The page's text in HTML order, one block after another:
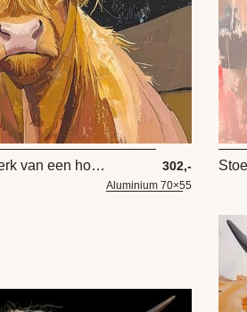
Stijlvol en grafisch kunstwerk van een hooglander kop 302,-
Aluminium 70×55